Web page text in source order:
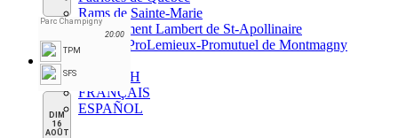
Parc Champigny
20:00
TPM
SFS
DIM
16
AOÛT
Rams de Sainte-Marie
Terrassement Lambert de St-Apollinaire
Toitures ProLemieux-Promutuel de Montmagny
FR
ENGLISH
FRANÇAIS
ESPAÑOL